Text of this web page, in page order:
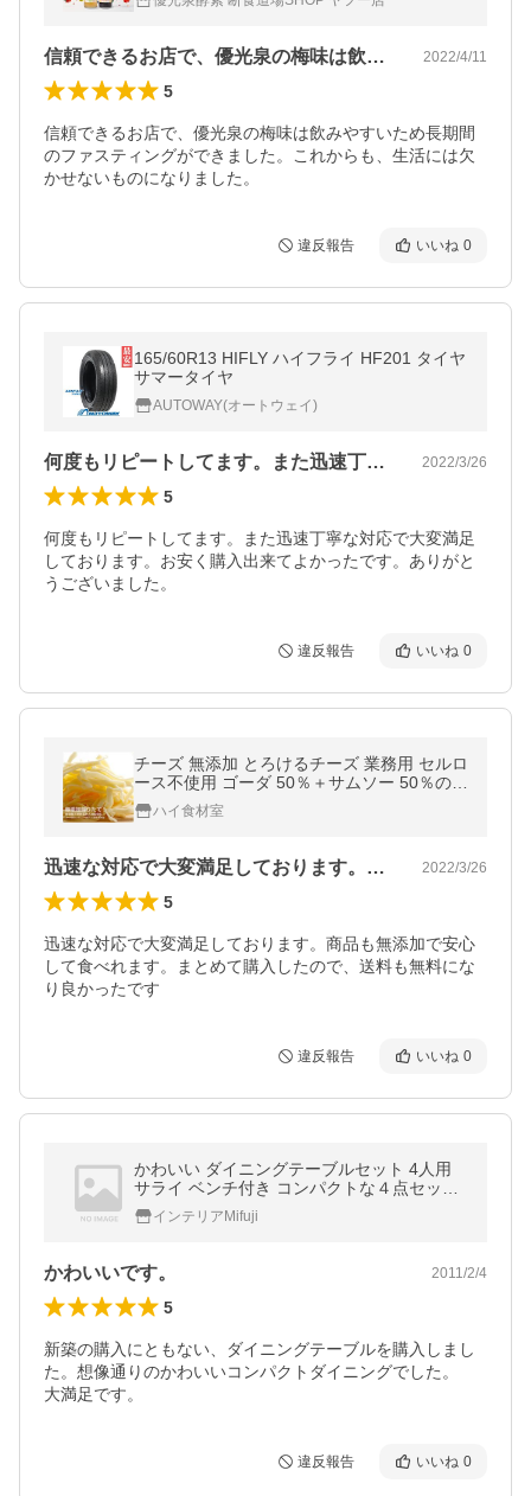
信頼できるお店で、優光泉の梅味は飲みや… 2022/4/11
5
信頼できるお店で、優光泉の梅味は飲みやすいため長期間
のファスティングができました。これからも、生活には欠
かせないものになりました。
違反報告 いいね 0
165/60R13 HIFLY ハイフライ HF201 タイヤ
サマータイヤ
AUTOWAY(オートウェイ)
何度もリピートしてます。また迅速丁寧な… 2022/3/26
5
何度もリピートしてます。また迅速丁寧な対応で大変満足
しております。お安く購入出来てよかったです。ありがと
うございました。
違反報告 いいね 0
チーズ 無添加 とろけるチーズ 業務用 セルロ
ース不使用 ゴーダ 50％＋サムソー 50％の贅
沢配合 こだわる大人のとろける配合 800g シ
ュレッドチーズ
ハイ食材室
迅速な対応で大変満足しております。商品… 2022/3/26
5
迅速な対応で大変満足しております。商品も無添加で安心
して食べれます。まとめて購入したので、送料も無料にな
り良かったです
違反報告 いいね 0
かわいい ダイニングテーブルセット 4人用
サライ ベンチ付き コンパクトな４点セット
天然木 カバーリング
インテリアMifuji
かわいいです。 2011/2/4
5
新築の購入にともない、ダイニングテーブルを購入しまし
た。想像通りのかわいいコンパクトダイニングでした。
大満足です。
違反報告 いいね 0